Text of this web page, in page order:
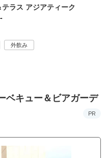
ラス アジアティーク
外飲み
ベキュー＆ビアガーデ
PR